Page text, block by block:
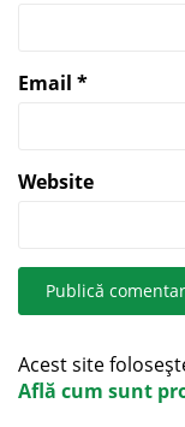
Email *
Website
Acest site
Află cum sunt